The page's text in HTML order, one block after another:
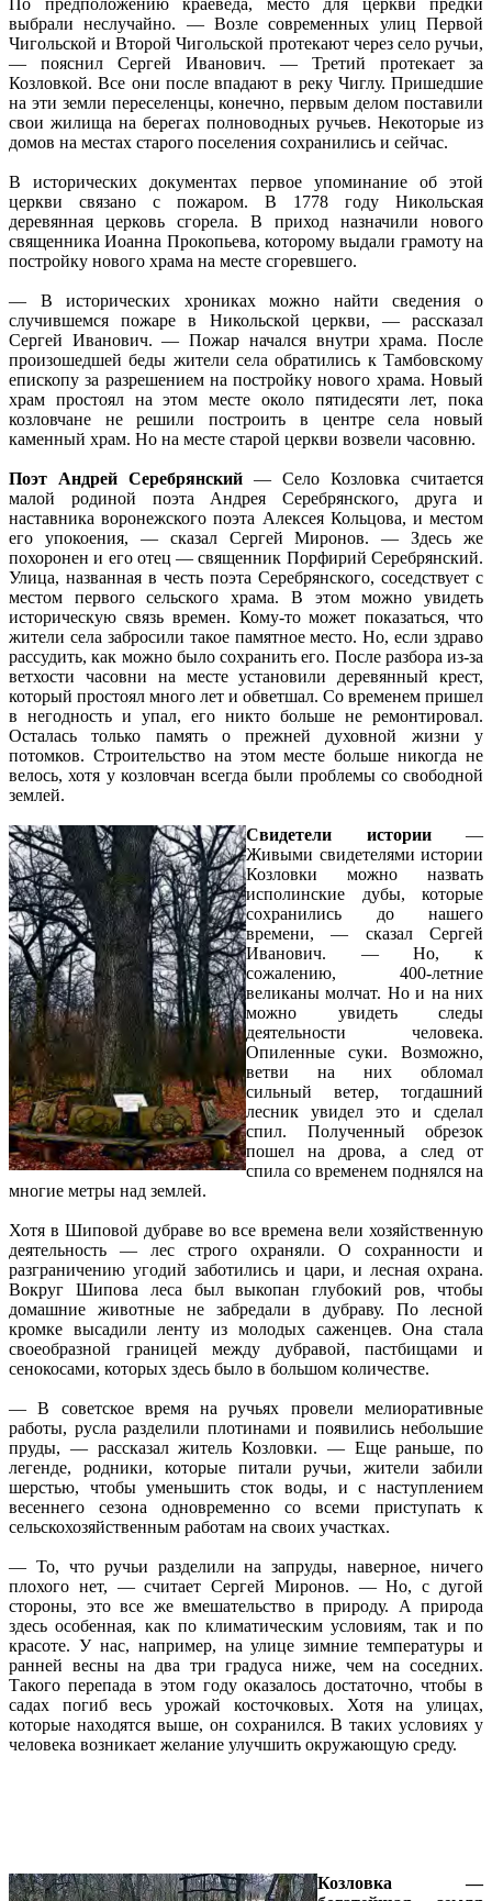
выбрали неслучайно. — Возле современных улиц Первой
Чигольской и Второй Чигольской протекают через село ручьи,
— пояснил Сергей Иванович. — Третий протекает за
Козловкой. Все они после впадают в реку Чиглу. Пришедшие
на эти земли переселенцы, конечно, первым делом поставили
свои жилища на берегах полноводных ручьев. Некоторые из
домов на местах старого поселения сохранились и сейчас.
В исторических документах первое упоминание об этой
церкви связано с пожаром. В 1778 году Никольская
деревянная церковь сгорела. В приход назначили нового
священника Иоанна Прокопьева, которому выдали грамоту на
постройку нового храма на месте сгоревшего.
— В исторических хрониках можно найти сведения о
случившемся пожаре в Никольской церкви, — рассказал
Сергей Иванович. — Пожар начался внутри храма. После
произошедшей беды жители села обратились к Тамбовскому
епископу за разрешением на постройку нового храма. Новый
храм простоял на этом месте около пятидесяти лет, пока
козловчане не решили построить в центре села новый
каменный храм. Но на месте старой церкви возвели часовню.
Поэт Андрей Серебрянский — Село Козловка считается
малой родиной поэта Андрея Серебрянского, друга и
наставника воронежского поэта Алексея Кольцова, и местом
его упокоения, — сказал Сергей Миронов. — Здесь же
похоронен и его отец — священник Порфирий Серебрянский.
Улица, названная в честь поэта Серебрянского, соседствует с
местом первого сельского храма. В этом можно увидеть
историческую связь времен. Кому-то может показаться, что
жители села забросили такое памятное место. Но, если здраво
рассудить, как можно было сохранить его. После разбора из-за
ветхости часовни на месте установили деревянный крест,
который простоял много лет и обветшал. Со временем пришел
в негодность и упал, его никто больше не ремонтировал.
Осталась только память о прежней духовной жизни у
потомков. Строительство на этом месте больше никогда не
велось, хотя у козловчан всегда были проблемы со свободной
землей.
Свидетели истории—
Живыми свидетелями истории
Козловки можно назвать
исполинские дубы, которые
сохранились до нашего
времени, — сказал Сергей
Иванович. — Но, к
сожалению, 400-летние
великаны молчат. Но и на них
можно увидеть следы
деятельности человека.
Опиленные суки. Возможно,
ветви на них обломал
сильный ветер, тогдашний
лесник увидел это и сделал
спил. Полученный обрезок
пошел на дрова, а след от
спила со временем поднялся на
многие метры над землей.
Хотя в Шиповой дубраве во все времена вели хозяйственную
деятельность — лес строго охраняли. О сохранности и
разграничению угодий заботились и цари, и лесная охрана.
Вокруг Шипова леса был выкопан глубокий ров, чтобы
домашние животные не забредали в дубраву. По лесной
кромке высадили ленту из молодых саженцев. Она стала
своеобразной границей между дубравой, пастбищами и
сенокосами, которых здесь было в большом количестве.
— В советское время на ручьях провели мелиоративные
работы, русла разделили плотинами и появились небольшие
пруды, — рассказал житель Козловки. — Еще раньше, по
легенде, родники, которые питали ручьи, жители забили
шерстью, чтобы уменьшить сток воды, и с наступлением
весеннего сезона одновременно со всеми приступать к
сельскохозяйственным работам на своих участках.
— То, что ручьи разделили на запруды, наверное, ничего
плохого нет, — считает Сергей Миронов. — Но, с дугой
стороны, это все же вмешательство в природу. А природа
здесь особенная, как по климатическим условиям, так и по
красоте. У нас, например, на улице зимние температуры и
ранней весны на два три градуса ниже, чем на соседних.
Такого перепада в этом году оказалось достаточно, чтобы в
садах погиб весь урожай косточковых. Хотя на улицах,
которые находятся выше, он сохранился. В таких условиях у
человека возникает желание улучшить окружающую среду.
Козловка —